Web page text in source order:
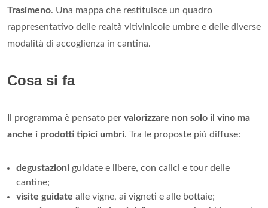
Trasimeno. Una mappa che restituisce un quadro
rappresentativo delle realtà vitivinicole umbre e delle diverse
modalità di accoglienza in cantina.
Cosa si fa
Il programma è pensato per valorizzare non solo il vino ma
anche i prodotti tipici umbri. Tra le proposte più diffuse:
degustazioni guidate e libere, con calici e tour delle
cantine;
visite guidate alle vigne, ai vigneti e alle bottaie;